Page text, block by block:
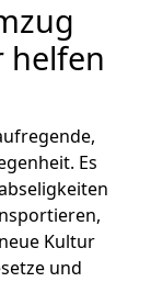
helfen
Es
Kultur
und